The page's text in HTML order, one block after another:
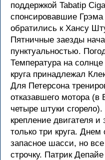
поддержкой Tabatip
спонсировавшие
обратились к Хансу
Пятничные заезды
пунктуальностью.
Температура на
круга принадлежал
Для Петерсона
отказавшего мотора (в
четыре штуки
крепление двигателя и
только три круга. Днем
запасное шасси, но
строчку. Патрик